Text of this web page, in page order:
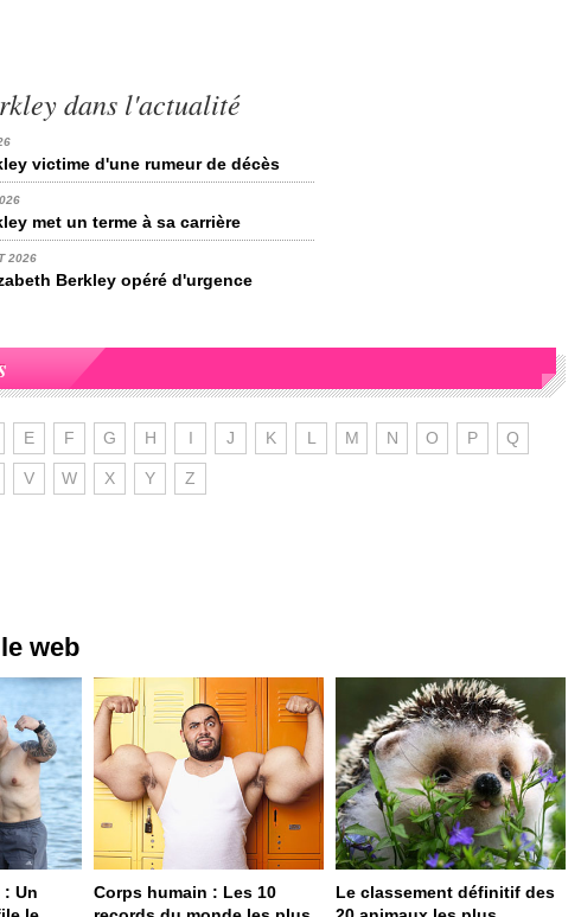
dans l'actualité
victime d'une rumeur de décès
met un terme à sa carrière
2026
Berkley opéré d'urgence
E F G H I J K L M N O P Q
V W X Y Z
web
: Un
Corps humain : Les 10
Le classement définitif des